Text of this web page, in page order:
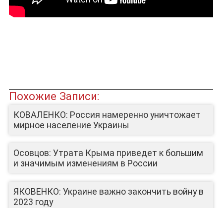
Похожие Записи:
КОВАЛЕНКО: Россия намеренно уничтожает
мирное население Украины
Осовцов: Утрата Крыма приведет к большим
и значимым изменениям в России
ЯКОВЕНКО: Украине важно закончить войну в
2023 году